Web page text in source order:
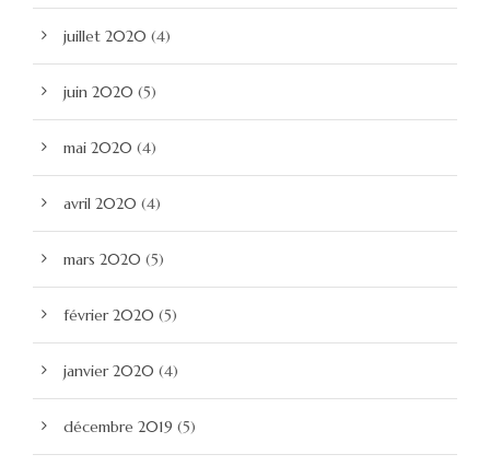
juillet 2020 (4)
juin 2020 (5)
mai 2020 (4)
avril 2020 (4)
mars 2020 (5)
février 2020 (5)
janvier 2020 (4)
décembre 2019 (5)